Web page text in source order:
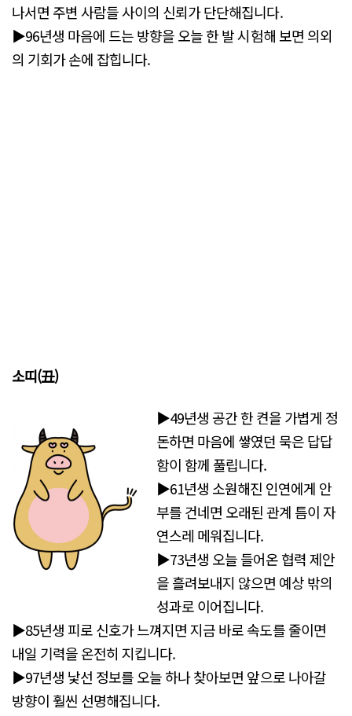
나서면 주변 사람들 사이의 신뢰가 단단해집니다.
▶96년생 마음에 드는 방향을 오늘 한 발 시험해 보면 의외
의 기회가 손에 잡힙니다.
소띠(丑)
▶49년생 공간 한 켠을 가볍게 정
돈하면 마음에 쌓였던 묵은 답답
함이 함께 풀립니다.
▶61년생 소원해진 인연에게 안
부를 건네면 오래된 관계 틈이 자
연스레 메워집니다.
▶73년생 오늘 들어온 협력 제안
을 흘려보내지 않으면 예상 밖의
성과로 이어집니다.
▶85년생 피로 신호가 느껴지면 지금 바로 속도를 줄이면
내일 기력을 온전히 지킵니다.
▶97년생 낯선 정보를 오늘 하나 찾아보면 앞으로 나아갈
방향이 훨씬 선명해집니다.